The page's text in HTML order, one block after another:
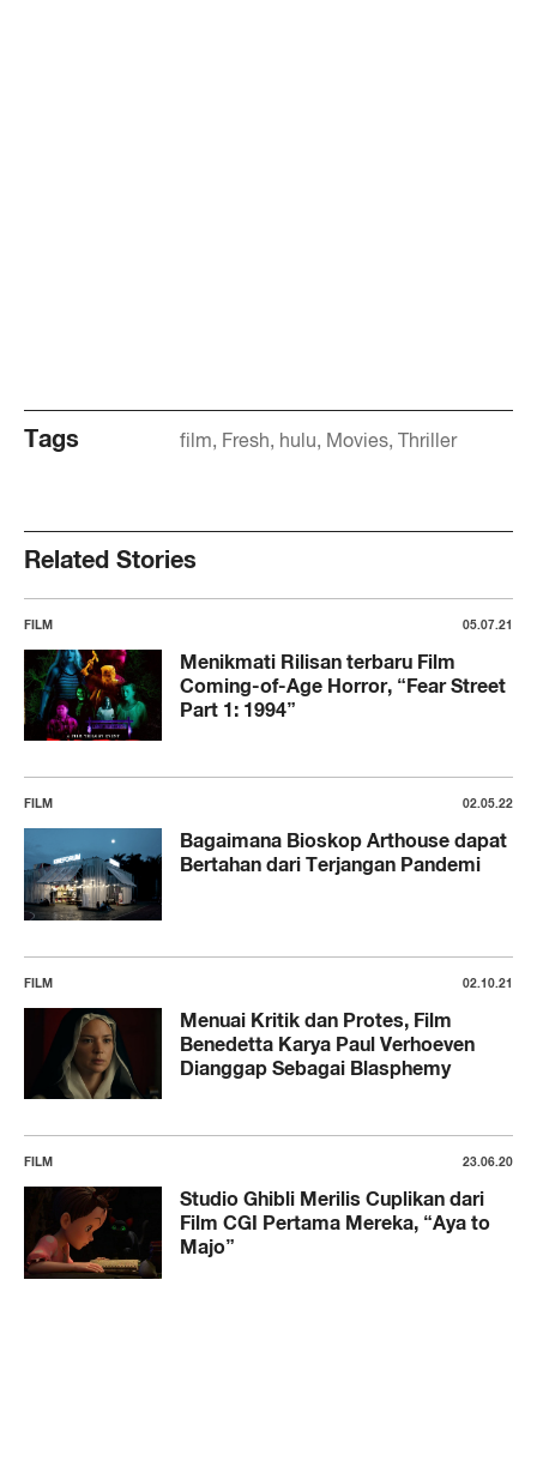
Tags film Fresh hulu Movies Thriller
Related Stories
FILM 05.07.21
Menikmati Rilisan terbaru Film
Coming-of-Age Horror, “Fear Street
Part 1: 1994”
FILM 02.05.22
Bagaimana Bioskop Arthouse dapat
Bertahan dari Terjangan Pandemi
FILM 02.10.21
Menuai Kritik dan Protes, Film
Benedetta Karya Paul Verhoeven
Dianggap Sebagai Blasphemy
FILM 23.06.20
Studio Ghibli Merilis Cuplikan dari
Film CGI Pertama Mereka, “Aya to
Majo”